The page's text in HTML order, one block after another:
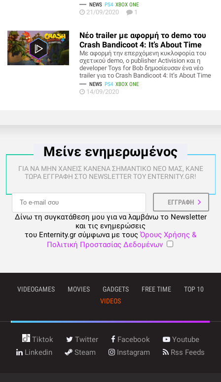
NEWS PS4 XBOX ONE
21/09/2020 1
Νέο trailer με αφορμή το demo του
Crash Bandicoot 4: It’s About Time
Με αφορμή την επερχόμενη κυκλοφορία του
σχετικού demo, ο publisher Activision και η
developer Toys for Bob δημοσίευσαν ένα νέο
trailer για το Crash Bandicoot 4: It’s About Time
NEWS PS4 XBOX ONE
14/09/2020
Μείνε ενημερωμένος
ΓΙΑ ΝΑ ΜΗΝ ΧΑΝΕΙΣ ΚΑΝΕΝΑ ΣΗΜΑΝΤΙΚΟ ΝΕΟ ΜΑΣ, ΚΑΝΕ
ΤΩΡΑ ΕΓΓΡΑΦΗ ΣΤΟ NEWSLETTER ΤΟΥ ENTERNITY.GR!
Δίνω τη συγκατάθεση μου για να λαμβάνω το Newsletter
και τις ενημερώσεις
του Enternity.gr σύμφωνα με τους Όρους Χρήσης &
Πολιτική Προστασίας Δεδομένων
VIDEOGAMES MOVIES GADGETS FREE TIME
TOP 10
VIDEOS
Tiktok Twitter Facebook
Youtube
Linkedin
Steam Instagram Rss Feeds